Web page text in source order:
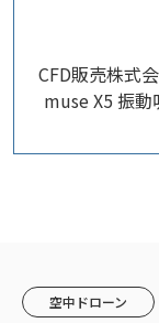
CFD販売株式
muse X5 振動
空中ドローン